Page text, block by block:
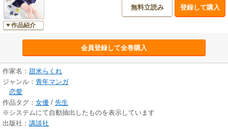
作品紹介
無料立読み 登録して購入
会員登録して全巻購入
作家名： 甜米らくれ
ジャンル： 青年マンガ
恋愛
作品タグ： 女優 / 先生
※システムにて自動抽出したものを表示しています
出版社： 講談社